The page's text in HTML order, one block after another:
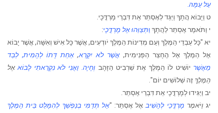
עַל עַמָּהּ.
ט וַיָּבוֹא הֲתָךְ וַיַּגֵּד לְאֶסְתֵּר אֵת דִּבְרֵי מָרְדֳּכָי.
י וַתֹּאמֶר אֶסְתֵּר לַהֲתָךְ וַתְּצַוֵּהוּ אֶל מָרְדֳּכָי:
יא "כָּל עַבְדֵי הַמֶּלֶךְ וְעַם מְדִינוֹת הַמֶּלֶךְ יֹודְעִים, אֲשֶׁר כָּל אִישׁ וְאִשָּׁה, אֲשֶׁר יָבוֹא
אֶל הַמֶּלֶךְ אֶל הֶחָצֵר הַפְּנִימִית, אֲשֶׁר לֹא יִקָּרֵא, אַחַת דָּתוֹ לְהָמִית,לְבַד
מֵאֲשֶׁר יוֹשִׁיט לוֹ הַמֶּלֶךְ אֶת שַׁרְבִיט הַזָּהָב וְחָיָה. וַאֲנִי לֹא נִקְרֵאתִי לָבוֹאאֶל
הַמֶּלֶךְ זֶה שְׁלוֹשִׁים יוֹם".
יב וַיַּגִּידוּ לְמָרְדֳּכָי אֵת דִּבְרֵי אֶסְתֵּר.
יגוַיֹּאמֶר מָרְדֳּכַי לְהָשִׁיב אֶל אֶסְתֵּר: "אַל תְּדַמִּי בְנַפְשֵׁךְ לְהִמָּלֵט בֵּית הַמֶּלֶךְ